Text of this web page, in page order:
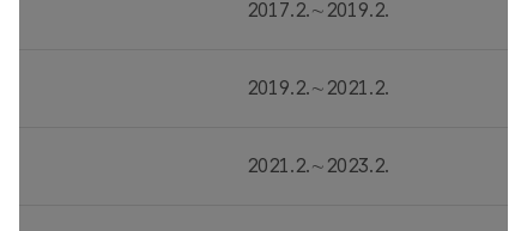
2017.2.∼2019.2.
2019.2.∼2021.2.
2021.2.∼2023.2.